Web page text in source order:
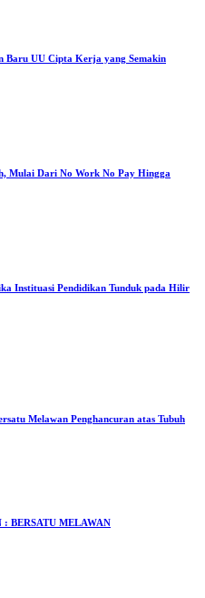
Baru UU Cipta Kerja yang Semakin
Mulai Dari No Work No Pay Hingga
Instituasi Pendidikan Tunduk pada Hilir
Melawan Penghancuran atas Tubuh
BERSATU MELAWAN